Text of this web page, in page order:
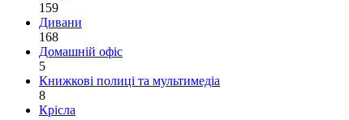
159
Дивани
168
Домашній офіс
5
Книжкові полиці та мультимедіа
8
Крісла